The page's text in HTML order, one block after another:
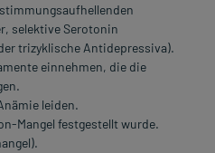
selektive Serotonin
trizyklische Antidepressiva).
einnehmen, die die
leiden.
Mangel festgestellt wurde.